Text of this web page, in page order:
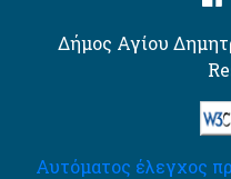
Δήμος Αγίου
Αυτόματος έλεγχος